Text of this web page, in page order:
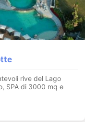
rive del Lago
SPA di 3000 mq e